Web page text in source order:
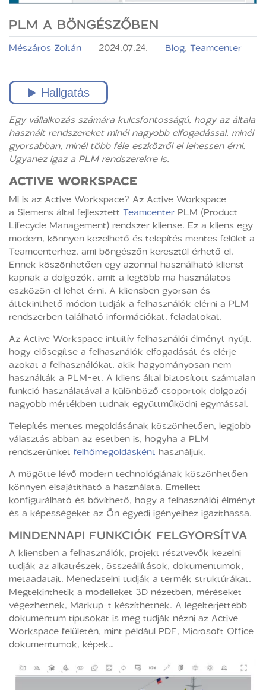
PLM A BÖNGÉSZŐBEN
Mészáros Zoltán 2024.07.24. Blog, Teamcenter
Egy vállalkozás számára kulcsfontosságú, hogy az általa
használt rendszereket minél nagyobb elfogadással, minél
gyorsabban, minél több féle eszközről el lehessen érni.
Ugyanez igaz a PLM rendszerekre is.
ACTIVE WORKSPACE
Mi is az Active Workspace? Az Active Workspace
a Siemens által fejlesztett Teamcenter PLM (Product
Lifecycle Management) rendszer kliense. Ez a kliens egy
modern, könnyen kezelhető és telepítés mentes felület a
Teamcenterhez, ami böngészőn keresztül érhető el.
Ennek köszönhetően egy azonnal használható klienst
kapnak a dolgozók, amit a legtöbb ma használatos
eszközön el lehet érni. A kliensben gyorsan és
áttekinthető módon tudják a felhasználók elérni a PLM
rendszerben található információkat, feladatokat.
Az Active Workspace intuitív felhasználói élményt nyújt,
hogy elősegítse a felhasználók elfogadását és elérje
azokat a felhasználókat, akik hagyományosan nem
használták a PLM-et. A kliens által biztosított számtalan
funkció használatával a különböző csoportok dolgozói
nagyobb mértékben tudnak együttműködni egymással.
Telepítés mentes megoldásának köszönhetően, legjobb
választás abban az esetben is, hogyha a PLM
rendszerünket felhőmegoldásként használjuk.
A mögötte lévő modern technológiának köszönhetően
könnyen elsajátítható a használata. Emellett
konfigurálható és bővíthető, hogy a felhasználói élményt
és a képességeket az Ön egyedi igényeihez igazíthassa.
MINDENNAPI FUNKCIÓK FELGYORSÍTVA
A kliensben a felhasználók, projekt résztvevők kezelni
tudják az alkatrészek, összeállítások, dokumentumok,
metaadatait. Menedzselni tudják a termék struktúrákat.
Megtekinthetik a modelleket 3D nézetben, méréseket
végezhetnek, Markup-t készíthetnek. A legelterjettebb
dokumentum típusokat is meg tudják nézni az Active
Workspace felületén, mint például PDF, Microsoft Office
dokumentumok, képek…